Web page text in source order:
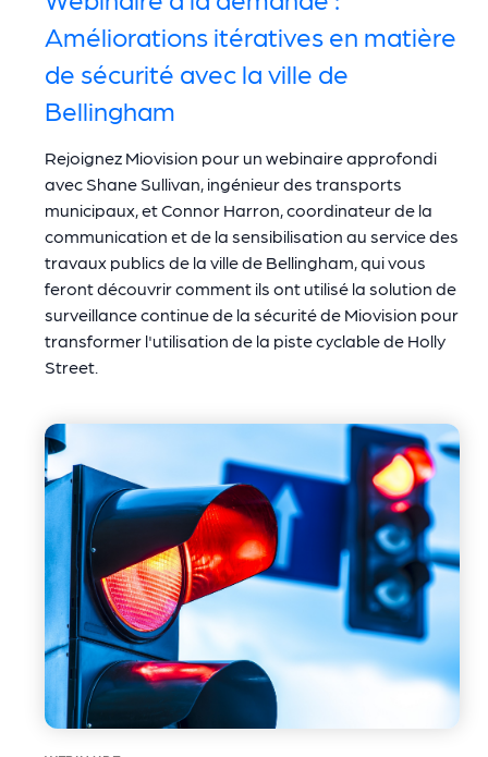
Améliorations itératives en matière
de sécurité avec la ville de
Bellingham
Rejoignez Miovision pour un webinaire approfondi
avec Shane Sullivan, ingénieur des transports
municipaux, et Connor Harron, coordinateur de la
communication et de la sensibilisation au service des
travaux publics de la ville de Bellingham, qui vous
feront découvrir comment ils ont utilisé la solution de
surveillance continue de la sécurité de Miovision pour
transformer l'utilisation de la piste cyclable de Holly
Street.